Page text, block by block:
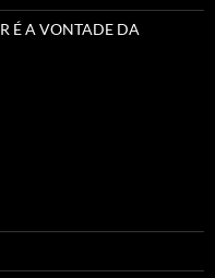
É A VONTADE DA